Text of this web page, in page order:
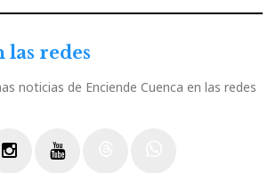
las redes
noticias de Enciende Cuenca en las redes